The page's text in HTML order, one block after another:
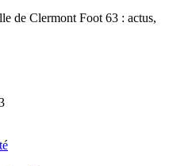
de Clermont Foot 63 : actus,